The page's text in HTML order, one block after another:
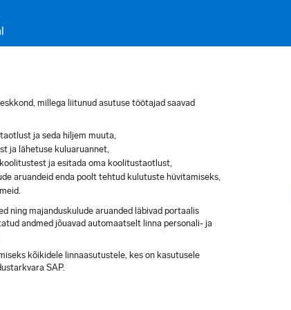
millega liitunud asutuse töötajad saavad
ja seda hiljem muuta,
ja lähetuse kuluaruannet,
ja esitada oma koolitustaotlust,
aruandeid enda poolt tehtud kulutuste hüvitamiseks,
ning majanduskulude aruanded läbivad portaalis
andmed jõuavad automaatselt linna personali- ja
kõikidele linnaasutustele, kes on kasutusele
SAP.